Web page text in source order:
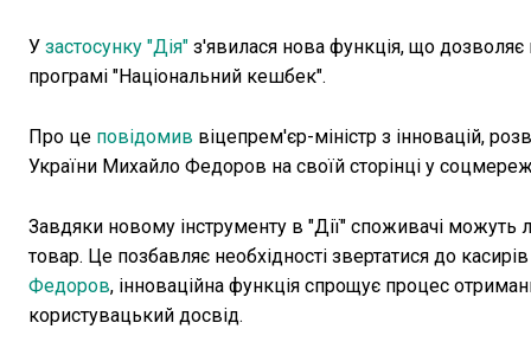
У застосунку "Дія" з'явилася нова функція, що дозволяє
програмі "Національний кешбек".
Про це повідомив віцепрем'єр-міністр з інновацій,
України Михайло Федоров на своїй сторінці у
Завдяки новому інструменту в "Дії" споживачі
товар. Це позбавляє необхідності звертатися до
Федоров, інноваційна функція спрощує процес
користувацький досвід.